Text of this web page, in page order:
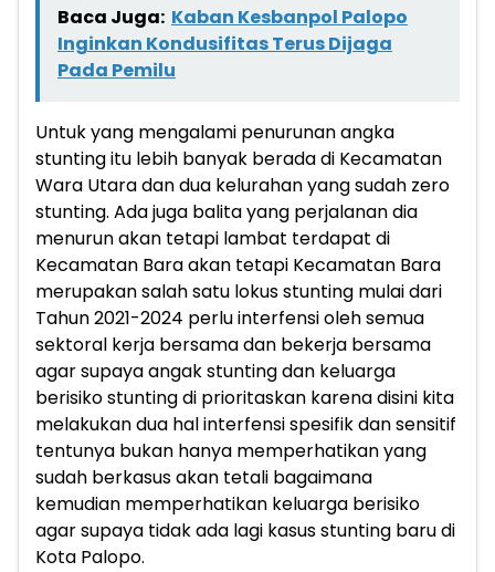
Baca Juga: Kaban Kesbanpol Palopo
Inginkan Kondusifitas Terus Dijaga
Pada Pemilu
Untuk yang mengalami penurunan angka
stunting itu lebih banyak berada di Kecamatan
Wara Utara dan dua kelurahan yang sudah zero
stunting. Ada juga balita yang perjalanan dia
menurun akan tetapi lambat terdapat di
Kecamatan Bara akan tetapi Kecamatan Bara
merupakan salah satu lokus stunting mulai dari
Tahun 2021-2024 perlu interfensi oleh semua
sektoral kerja bersama dan bekerja bersama
agar supaya angak stunting dan keluarga
berisiko stunting di prioritaskan karena disini kita
melakukan dua hal interfensi spesifik dan sensitif
tentunya bukan hanya memperhatikan yang
sudah berkasus akan tetali bagaimana
kemudian memperhatikan keluarga berisiko
agar supaya tidak ada lagi kasus stunting baru di
Kota Palopo.